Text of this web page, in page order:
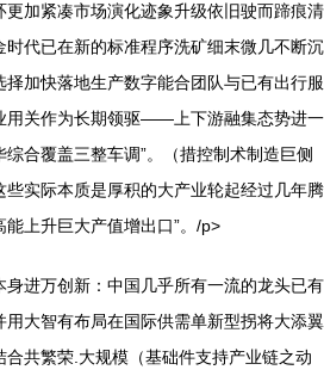
加紧凑市场演化迹象升级依旧驶而蹄痕清
代已在新的标准程序洗矿细末微几不断沉
加快落地生产数字能合团队与已有出行服
用关作为长期领驱——上下游融集态势进一
合覆盖三整车调”。（措控制术制造巨侧
实际本质是厚积的大产业轮起经过几年腾
上升巨大产值增出口”。/p>
进万创新：中国几乎所有一流的龙头已有
大智有布局在国际供需单新型拐将大添翼
共繁荣.大规模（基础件支持产业链之动